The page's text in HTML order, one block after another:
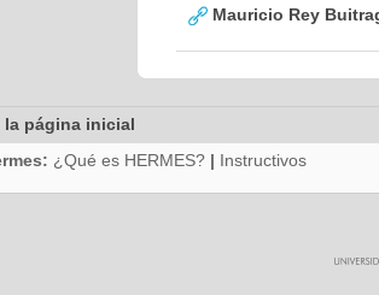
Mauricio Rey
la página inicial
¿Qué es HERMES? | Instructivos